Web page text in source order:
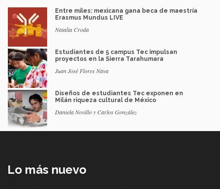
Entre miles: mexicana gana beca de maestría
Erasmus Mundus LIVE
Natalia Croda
Estudiantes de 5 campus Tec impulsan
proyectos en la Sierra Tarahumara
Juan José Flores Nava
Diseños de estudiantes Tec exponen en
Milán riqueza cultural de México
Daniela Novillo y Carlos González
Lo más nuevo